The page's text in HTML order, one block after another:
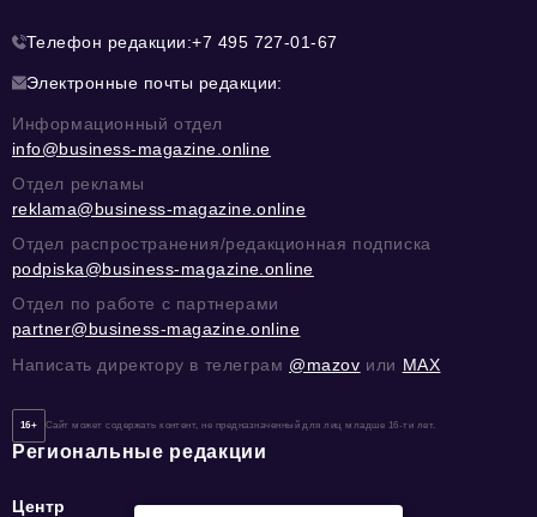
Телефон редакции:+7 495 727-01-67
Электронные почты редакции:
Информационный отдел
info@business-magazine.online
Отдел рекламы
reklama@business-magazine.online
Отдел распространения/редакционная подписка
podpiska@business-magazine.online
Отдел по работе с партнерами
partner@business-magazine.online
Написать директору в телеграм @mazov или MAX
16+ Сайт может содержать контент, не предназначенный для лиц младше 16-ти лет.
Региональные редакции
Центр